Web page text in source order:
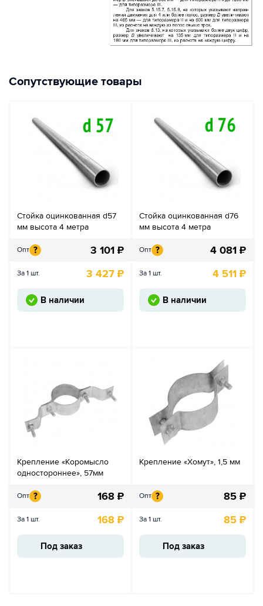
Сопутствующие товары
Стойка оцинкованная d57
мм высота 4 метра
Опт ? 3 101 ₽
За 1 шт. 3 427 ₽
В наличии
Стойка оцинкованная d76
мм высота 4 метра
Опт ? 4 081 ₽
За 1 шт. 4 511 ₽
В наличии
Крепление «Коромысло
одностороннее», 57мм
Опт ? 168 ₽
За 1 шт. 168 ₽
Под заказ
Крепление «Хомут», 1,5 мм
Опт ? 85 ₽
За 1 шт. 85 ₽
Под заказ